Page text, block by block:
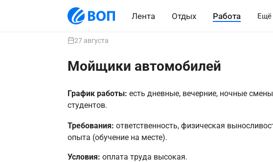
Лента Отдых Работа Ещё
27 августа
Мойщики автомобилей
График работы: есть дневные, вечерние, ночные
студентов.
Требования: ответственность, физическая
опыта (обучение на месте).
Условия: оплата труда высокая.